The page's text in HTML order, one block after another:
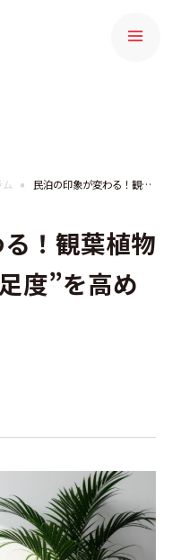
民泊の印象が変わる！観葉植物が“予約率”と“満足度”を高める5つの理由
！観葉植物
度”を高め